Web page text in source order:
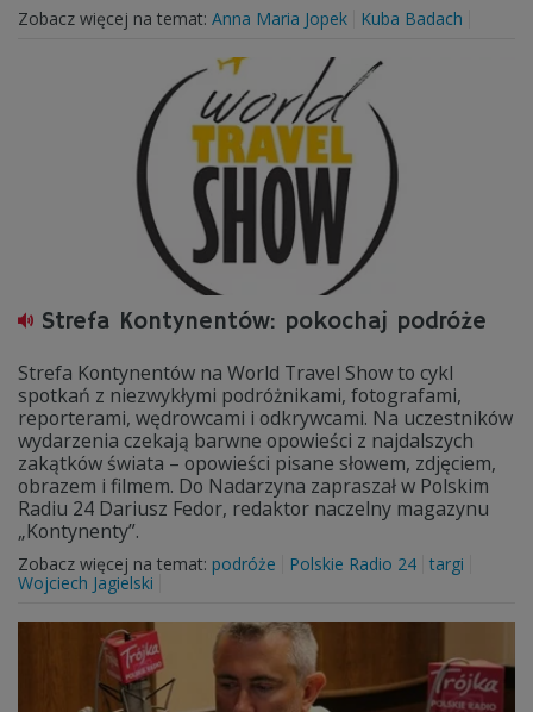
Zobacz więcej na temat: Anna Maria Jopek Kuba Badach
Strefa Kontynentów: pokochaj podróże
Strefa Kontynentów na World Travel Show to cykl
spotkań z niezwykłymi podróżnikami, fotografami,
reporterami, wędrowcami i odkrywcami. Na uczestników
wydarzenia czekają barwne opowieści z najdalszych
zakątków świata – opowieści pisane słowem, zdjęciem,
obrazem i filmem. Do Nadarzyna zapraszał w Polskim
Radiu 24 Dariusz Fedor, redaktor naczelny magazynu
„Kontynenty”.
Zobacz więcej na temat: podróże Polskie Radio 24 targi
Wojciech Jagielski